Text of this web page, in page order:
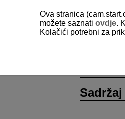
Sadržaj
Ova stranica
možete saznati ovdje.
Kolačići potrebni za